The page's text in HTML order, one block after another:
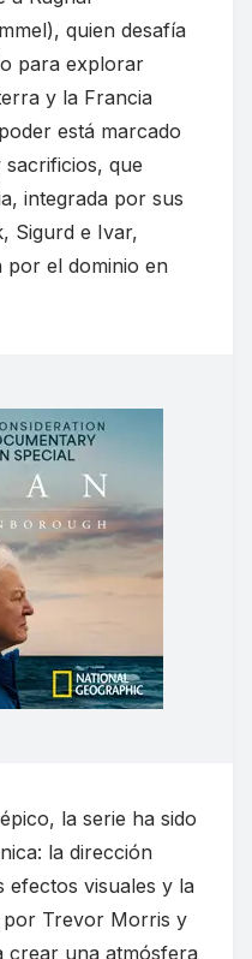
quien desafía
para explorar
y la Francia
está marcado
que
integrada por sus
Sigurd e Ivar,
por el dominio en
la serie ha sido
la dirección
efectos visuales y la
por Trevor Morris y
crear una atmósfera